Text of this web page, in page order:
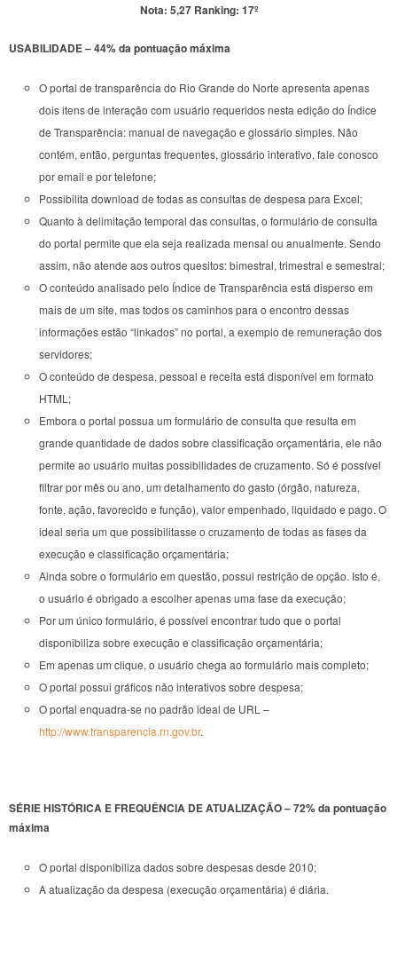
Nota: 5,27Ranking: 17º
USABILIDADE – 44% da pontuação máxima
O portal de transparência do Rio Grande do Norte apresenta apenas
dois itens de interação com usuário requeridos nesta edição do Índice
de Transparência: manual de navegação e glossário simples. Não
contém, então, perguntas frequentes, glossário interativo, fale conosco
por email e por telefone;
Possibilita download de todas as consultas de despesa para Excel;
Quanto à delimitação temporal das consultas, o formulário de consulta
do portal permite que ela seja realizada mensal ou anualmente. Sendo
assim, não atende aos outros quesitos: bimestral, trimestral e semestral;
O conteúdo analisado pelo Índice de Transparência está disperso em
mais de um site, mas todos os caminhos para o encontro dessas
informações estão “linkados” no portal, a exemplo de remuneração dos
servidores;
O conteúdo de despesa, pessoal e receita está disponível em formato
HTML;
Embora o portal possua um formulário de consulta que resulta em
grande quantidade de dados sobre classificação orçamentária, ele não
permite ao usuário muitas possibilidades de cruzamento. Só é possível
filtrar por mês ou ano, um detalhamento do gasto (órgão, natureza,
fonte, ação, favorecido e função), valor empenhado, liquidado e pago. O
ideal seria um que possibilitasse o cruzamento de todas as fases da
execução e classificação orçamentária;
Ainda sobre o formulário em questão, possui restrição de opção. Isto é,
o usuário é obrigado a escolher apenas uma fase da execução;
Por um único formulário, é possível encontrar tudo que o portal
disponibiliza sobre execução e classificação orçamentária;
Em apenas um clique, o usuário chega ao formulário mais completo;
O portal possui gráficos não interativos sobre despesa;
O portal enquadra-se no padrão ideal de URL –
http://www.transparencia.rn.gov.br.
SÉRIE HISTÓRICA E FREQUÊNCIA DE ATUALIZAÇÃO – 72% da pontuação
máxima
O portal disponibiliza dados sobre despesas desde 2010;
A atualização da despesa (execução orçamentária) é diária.